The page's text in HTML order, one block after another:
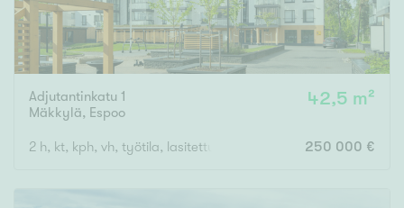
Adjutantinkatu 1
Mäkkylä, Espoo
42,5 m²
2 h, kt, kph, vh, työtila, lasitettu parveke 250 000 €